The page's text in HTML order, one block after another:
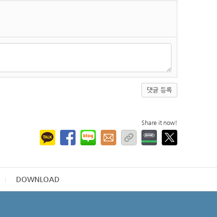
댓글 등록
Share it now!
DOWNLOAD